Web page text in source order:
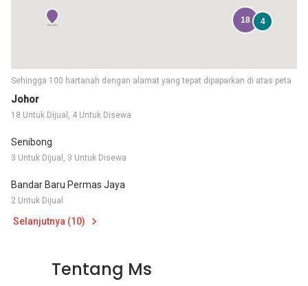
Johor
18 Untuk Dijual, 4 Untuk Disewa
Senibong
3 Untuk Dijual, 3 Untuk Disewa
Bandar Baru Permas Jaya
2 Untuk Dijual
Selanjutnya (10)
Sehingga 100 hartanah dengan alamat yang tepat dipaparkan di atas peta
18 4
Tentang Ms